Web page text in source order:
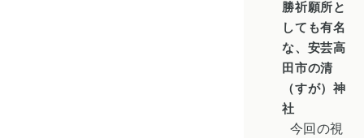
勝祈願所と
しても有名
な、安芸高
田市の清
（すが）神
社
今回の視